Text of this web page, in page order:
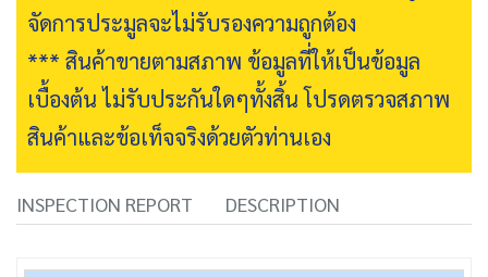
จัดการประมูลจะไม่รับรองความถูกต้อง
*** สินค้าขายตามสภาพ ข้อมูลที่ให้เป็นข้อมูล
เบื้องต้น ไม่รับประกันใดๆทั้งสิ้น โปรดตรวจสภาพ
สินค้าและข้อเท็จจริงด้วยตัวท่านเอง
INSPECTION REPORT DESCRIPTION